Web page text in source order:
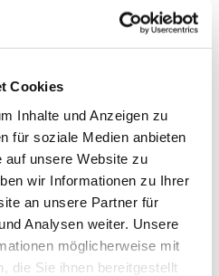
Cookies
Inhalte und Anzeigen zu
für soziale Medien anbieten
auf unsere Website zu
wir Informationen zu Ihrer
an unsere Partner für
Analysen weiter. Unsere
möglicherweise mit
die Sie ihnen bereitgestellt
2027, 10:00
7a, 58091